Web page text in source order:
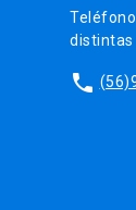
distintas
phone